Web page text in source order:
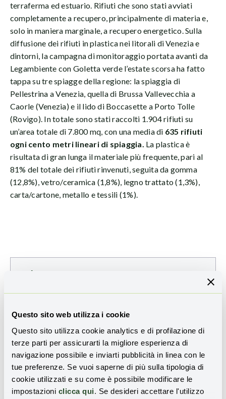
Questo sito web utilizza i cookie
Questo sito utilizza cookie analytics e di profilazione di
terze parti per assicurarti la migliore esperienza di
navigazione possibile e inviarti pubblicità in linea con le
tue preferenze. Se vuoi saperne di più sulla tipologia di
cookie utilizzati e su come è possibile modificare le
impostazioni clicca qui. Se desideri accettare l'utilizzo
terraferma ed estuario. Rifiuti che sono stati avviati
completamente a recupero, principalmente di materia e,
solo in maniera marginale, a recupero energetico. Sulla
diffusione dei rifiuti in plastica nei litorali di Venezia e
dintorni, la campagna di monitoraggio portata avanti da
Legambiente con Goletta verde l’estate scorsa ha fatto
tappa su tre spiagge della regione: la spiaggia di
Pellestrina a Venezia, quella di Brussa Vallevecchia a
Caorle (Venezia) e il lido di Boccasette a Porto Tolle
(Rovigo). In totale sono stati raccolti 1.904 rifiuti su
un’area totale di 7.800 mq, con una media di 635 rifiuti
ogni cento metri lineari di spiaggia. La plastica è
risultata di gran lunga il materiale più frequente, pari al
81% del totale dei rifiuti rinvenuti, seguita da gomma
(12,8%), vetro/ceramica (1,8%), legno trattato (1,3%),
carta/cartone, metallo e tessili (1%).
TI È PIACIUTO QUESTO ARTICOLO?
rigenerazione territoriale:
Email